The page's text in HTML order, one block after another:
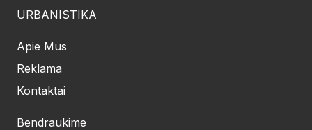
URBANISTIKA
Apie Mus
Reklama
Kontaktai
Bendraukime